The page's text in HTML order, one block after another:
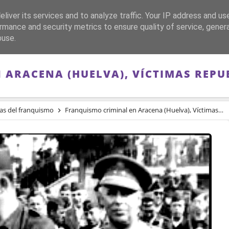
FRANQUISMO GUERRA DE ESPAÑA MEMORIA
(HUELVA), VÍCTIMAS
del franquismo Franquismo criminal en Aracena (Huelva), Víctimas republicanas después de 1936
its services and to analyze traffic. Your IP address and
and security metrics to ensure quality of service,